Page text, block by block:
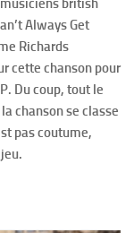
british
Always Get
Richards
cette chanson pour
Du coup, tout le
chanson se classe
pas coutume,